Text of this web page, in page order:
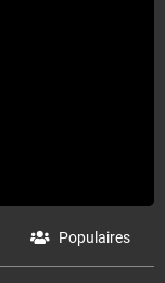
Populaires